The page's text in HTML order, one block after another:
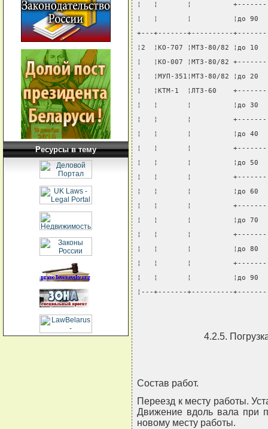
Ресурсы в тему
¦   ¦       ¦
¦   ¦       ¦          ¦до 90
+---+-------+----------
¦2  ¦КО-707 ¦МТЗ-80/82 ¦до
¦   ¦КО-007 ¦МТЗ-80/82
¦   ¦МУП-351¦МТЗ-80/82 ¦до
¦   ¦КТМ-1  ¦ЛТЗ-60
¦   ¦       ¦          ¦до 30
¦   ¦       ¦
¦   ¦       ¦          ¦до 40
¦   ¦       ¦
¦   ¦       ¦          ¦до 50
¦   ¦       ¦
¦   ¦       ¦          ¦до 60
¦   ¦       ¦
¦   ¦       ¦          ¦до 70
¦   ¦       ¦
¦   ¦       ¦          ¦до 80
¦   ¦       ¦
¦   ¦       ¦          ¦до 90
¦---+-------+----------
4.2.5.
Состав работ.
Переезд к месту работы.
Движение вдоль вала при
новому месту работы.